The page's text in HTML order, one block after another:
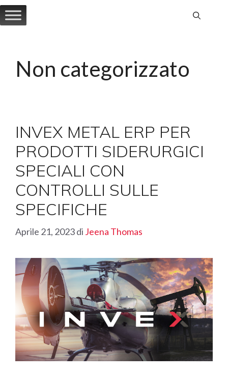
Vai
al
Non categorizzato
INVEX METAL ERP PER
PRODOTTI SIDERURGICI
SPECIALI CON
CONTROLLI SULLE
SPECIFICHE
Aprile 21, 2023di Jeena Thomas